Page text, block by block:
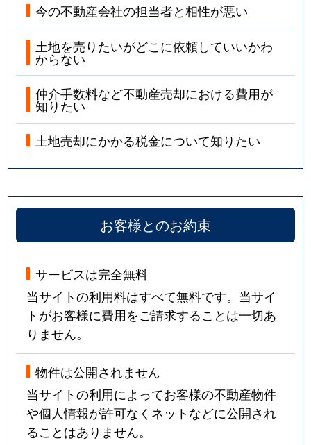
今の不動産会社の担当者と相性が悪い
土地を売りたいがどこに依頼していいかわ
からない
仲介手数料など不動産売却における費用が
知りたい
土地売却にかかる税金について知りたい
お客様とのお約束
サービスは完全無料
当サイトの利用料はすべて無料です。当サイ
トがお客様に費用をご請求することは一切あ
りません。
物件は公開されません
当サイトの利用によってお客様の不動産物件
や個人情報が許可なくネットなどに公開され
ることはありません。